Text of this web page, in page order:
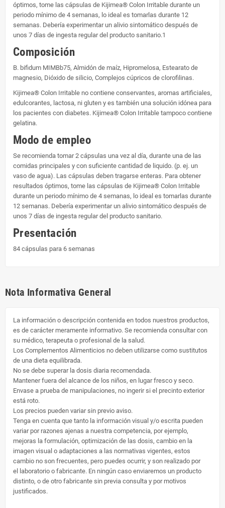
óptimos, tome las cápsulas de Kijimea® Colon Irritable durante un
periodo mínimo de 4 semanas, lo ideal es tomarlas durante 12
semanas. Debería experimentar un alivio sintomático después de
unos 7 días de ingesta regular del producto sanitario.1
Composición
B. bifidum MIMBb75, Almidón de maíz, Hipromelosa, Estearato de
magnesio, Dióxido de silicio, Complejos cúpricos de clorofilinas.
Kijimea® Colon Irritable no contiene conservantes, aromas artificiales,
edulcorantes, lactosa, ni gluten y es también una solución idónea para
los pacientes con diabetes. Kijimea® Colon Irritable tampoco contiene
gelatina.
Modo de empleo
Se recomienda tomar 2 cápsulas una vez al día, durante una de las
comidas principales y con suficiente cantidad de liquido. (p. ej. un
vaso de agua). Las cápsulas deben tragarse enteras. Para obtener
resultados óptimos, tome las cápsulas de Kijimea® Colon Irritable
durante un periodo mínimo de 4 semanas, lo ideal es tomarlas durante
12 semanas. Debería experimentar un alivio sintomático después de
unos 7 días de ingesta regular del producto sanitario.
Presentación
84 cápsulas para 6 semanas
Nota Informativa General
La información o descripción contenida en todos nuestros productos,
es de carácter meramente informativo. Se recomienda consultar con
su médico, terapeuta o profesional de la salud.
Los Complementos Alimenticios no deben utilizarse como sustitutos
de una dieta equilibrada.
No se debe superar la dosis diaria recomendada.
Mantener fuera del alcance de los niños, en lugar fresco y seco.
Envase a prueba de manipulaciones, no ingerir si el precinto exterior
está roto.
Los precios pueden variar sin previo aviso.
Tenga en cuenta que tanto la información visual y/o escrita pueden
variar por razones ajenas a nuestra competencia, por ejemplo,
mejoras la formulación, optimización de las dosis, cambio en la
imagen visual o adaptaciones a las normativas vigentes, estos
cambio no son frecuentes, pero puedes ocurrir, y son realizado por
el laboratorio o fabricante. En ningún caso enviaremos un producto
distinto, o de otro fabricante sin previa consulta y por motivos
justificados.